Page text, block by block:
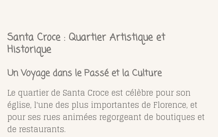
Santa Croce : Quartier Artistique et
Historique
Un Voyage dans le Passé et la Culture
Le quartier de Santa Croce est célèbre pour son
église, l'une des plus importantes de Florence, et
pour ses rues animées regorgeant de boutiques et
de restaurants.